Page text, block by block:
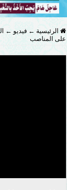
الرئيسية ← فيديو ←
على المناصب